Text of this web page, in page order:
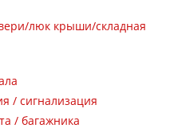
люк крыши/складная
/ сигнализация
/ багажника